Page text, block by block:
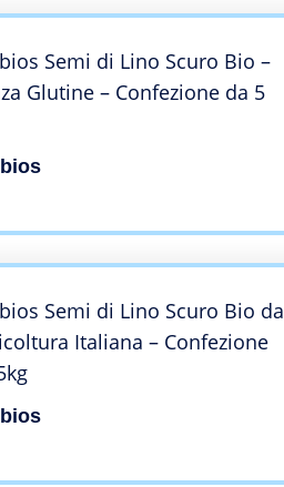
Semi di Lino Scuro Bio –
Glutine – Confezione da 5
Semi di Lino Scuro Bio da
Italiana – Confezione